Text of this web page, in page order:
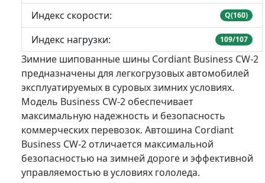
Индекс скорости: Q(160)
Индекс нагрузки: 109/107
Зимние шипованные шины Cordiant Business CW-2
предназначены для легкогрузовых автомобилей
эксплуатируемых в суровых зимних условиях.
Модель Business CW-2 обеспечивает
максимальную надежность и безопасность
коммерческих перевозок. Автошина Cordiant
Business CW-2 отличается максимальной
безопасностью на зимней дороге и эффективной
управляемостью в условиях гололеда.